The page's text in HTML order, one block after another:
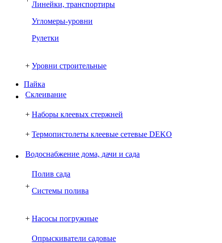
Линейки, транспортиры
Угломеры-уровни
Рулетки
+ Уровни строительные
Пайка
Склеивание
+ Наборы клеевых стержней
+ Термопистолеты клеевые сетевые DEKO
Водоснабжение дома, дачи и сада
+
Полив сада
Системы полива
+ Насосы погружные
Опрыскиватели садовые